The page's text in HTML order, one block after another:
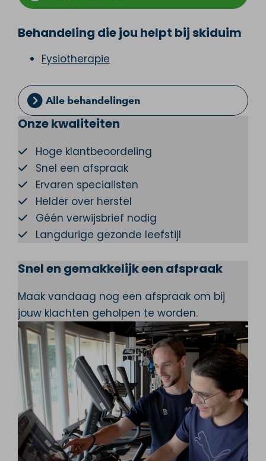
Behandeling die jou helpt bij skiduim
Fysiotherapie
Alle behandelingen
Onze kwaliteiten
Hoge klantbeoordeling
Snel een afspraak
Ervaren specialisten
Helder over herstel
Géén verwijsbrief nodig
Langdurige gezonde leefstijl
Snel en gemakkelijk een afspraak
Maak vandaag nog een afspraak om bij
jouw klachten geholpen te worden.